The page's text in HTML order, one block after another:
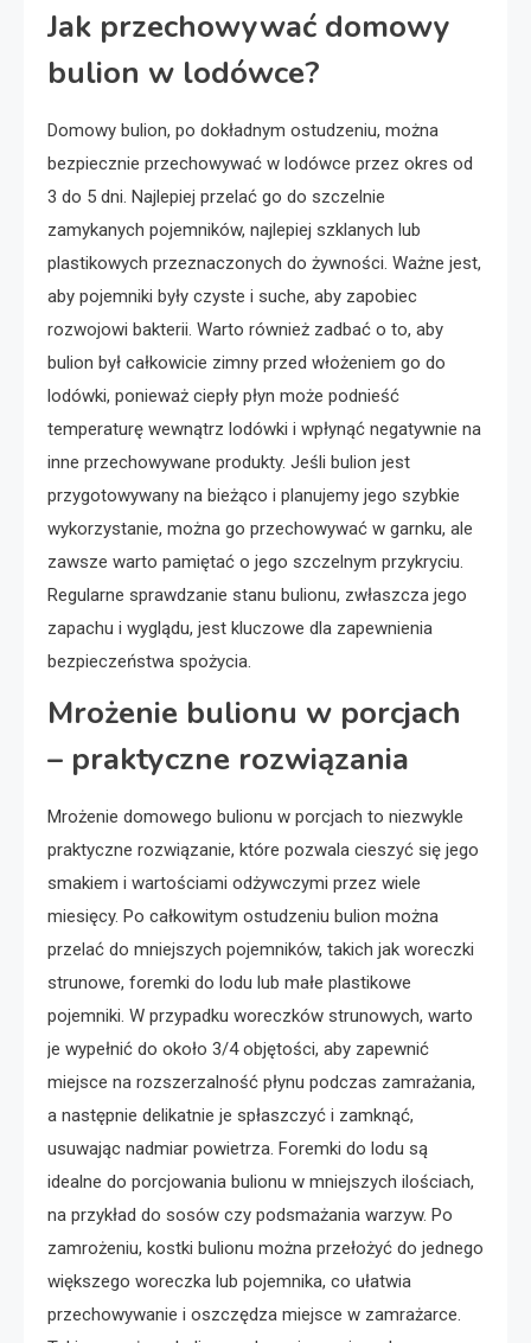
Jak przechowywać domowy
bulion w lodówce?
Domowy bulion, po dokładnym ostudzeniu, można
bezpiecznie przechowywać w lodówce przez okres od
3 do 5 dni. Najlepiej przelać go do szczelnie
zamykanych pojemników, najlepiej szklanych lub
plastikowych przeznaczonych do żywności. Ważne jest,
aby pojemniki były czyste i suche, aby zapobiec
rozwojowi bakterii. Warto również zadbać o to, aby
bulion był całkowicie zimny przed włożeniem go do
lodówki, ponieważ ciepły płyn może podnieść
temperaturę wewnątrz lodówki i wpłynąć negatywnie na
inne przechowywane produkty. Jeśli bulion jest
przygotowywany na bieżąco i planujemy jego szybkie
wykorzystanie, można go przechowywać w garnku, ale
zawsze warto pamiętać o jego szczelnym przykryciu.
Regularne sprawdzanie stanu bulionu, zwłaszcza jego
zapachu i wyglądu, jest kluczowe dla zapewnienia
bezpieczeństwa spożycia.
Mrożenie bulionu w porcjach
– praktyczne rozwiązania
Mrożenie domowego bulionu w porcjach to niezwykle
praktyczne rozwiązanie, które pozwala cieszyć się jego
smakiem i wartościami odżywczymi przez wiele
miesięcy. Po całkowitym ostudzeniu bulion można
przelać do mniejszych pojemników, takich jak woreczki
strunowe, foremki do lodu lub małe plastikowe
pojemniki. W przypadku woreczków strunowych, warto
je wypełnić do około 3/4 objętości, aby zapewnić
miejsce na rozszerzalność płynu podczas zamrażania,
a następnie delikatnie je spłaszczyć i zamknąć,
usuwając nadmiar powietrza. Foremki do lodu są
idealne do porcjowania bulionu w mniejszych ilościach,
na przykład do sosów czy podsmażania warzyw. Po
zamrożeniu, kostki bulionu można przełożyć do jednego
większego woreczka lub pojemnika, co ułatwia
przechowywanie i oszczędza miejsce w zamrażarce.